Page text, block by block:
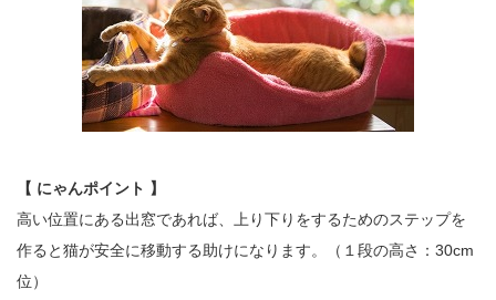
【 にゃんポイント 】
高い位置にある出窓であれば、上り下りをするためのステップを
作ると猫が安全に移動する助けになります。（１段の高さ：30cm
位）